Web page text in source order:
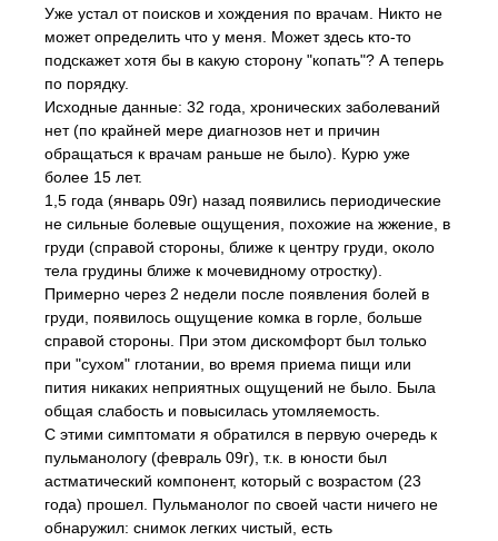
Уже устал от поисков и хождения по врачам. Никто не
может определить что у меня. Может здесь кто-то
подскажет хотя бы в какую сторону "копать"? А теперь
по порядку.
Исходные данные: 32 года, хронических заболеваний
нет (по крайней мере диагнозов нет и причин
обращаться к врачам раньше не было). Курю уже
более 15 лет.
1,5 года (январь 09г) назад появились периодические
не сильные болевые ощущения, похожие на жжение, в
груди (справой стороны, ближе к центру груди, около
тела грудины ближе к мочевидному отростку).
Примерно через 2 недели после появления болей в
груди, появилось ощущение комка в горле, больше
справой стороны. При этом дискомфорт был только
при "сухом" глотании, во время приема пищи или
пития никаких неприятных ощущений не было. Была
общая слабость и повысилась утомляемость.
С этими симптомати я обратился в первую очередь к
пульманологу (февраль 09г), т.к. в юности был
астматический компонент, который с возрастом (23
года) прошел. Пульманолог по своей части ничего не
обнаружил: снимок легких чистый, есть